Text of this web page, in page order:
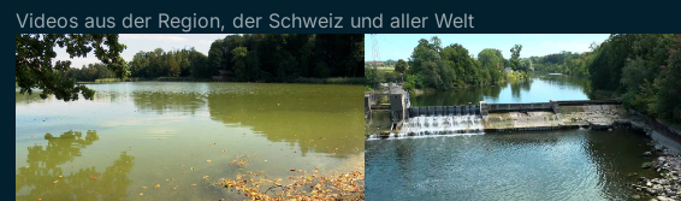
Videos aus der Region, der Schweiz und aller Welt